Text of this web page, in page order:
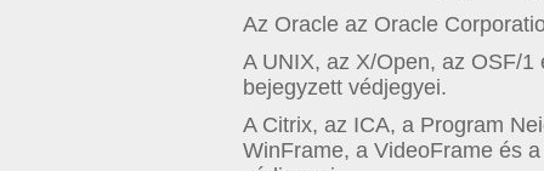
Az Oracle az Oracle
A UNIX, az X/Open, az OSF/
bejegyzett védjegyei.
A Citrix, az ICA, a Program
WinFrame, a VideoFrame és